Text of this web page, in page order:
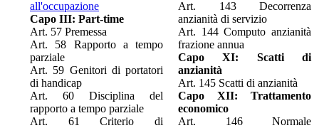
all'occupazione
Capo III: Part-time
Art. 57 Premessa
Art. 58 Rapporto a tempo
parziale
Art. 59 Genitori di portatori
di handicap
Art. 60 Disciplina del
rapporto a tempo parziale
Art. 61 Criterio di
Art. 143 Decorrenza
anzianità di servizio
Art. 144 Computo anzianità
frazione annua
Capo XI: Scatti di
anzianità
Art. 145 Scatti di anzianità
Capo XII: Trattamento
economico
Art. 146 Normale